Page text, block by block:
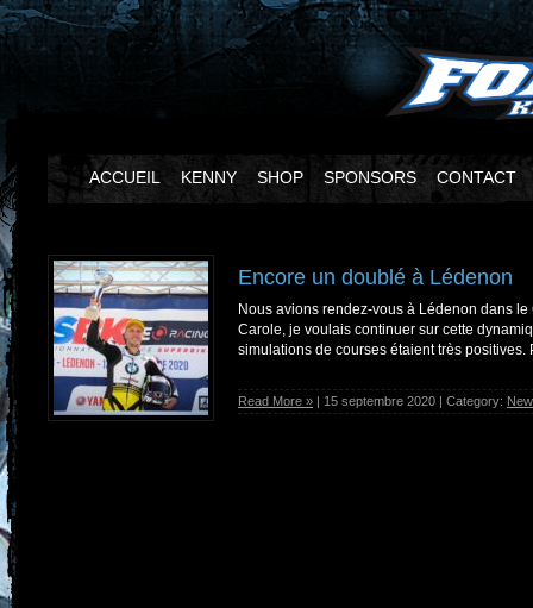
ACCUEIL KENNY SHOP SPONSORS CONTACT
Encore un doublé à Lédenon
Nous avions rendez-vous à Lédenon dans
Carole, je voulais continuer sur cette
simulations de courses étaient très
Read More » | 15 septembre 2020 | Category: